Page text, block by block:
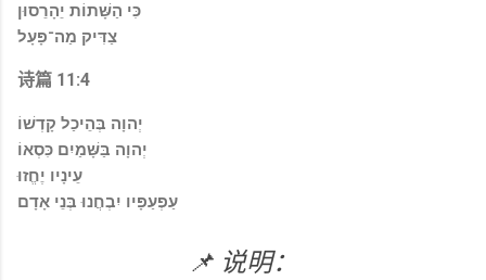
כִּי הַשָּׁתוֹת יֵהָרֵסוּן
צַדִּיק מַה־פָּעָל
诗篇 11:4
יְהוָה בְּהֵיכַל קָדְשׁוֹ
יְהוָה בַּשָּׁמַיִם כִּסְאוֹ
עֵינָיו יֶחֱזוּ
עַפְעַפָּיו יִבְחֲנוּ בְּנֵי אָדָם
📌 说明：